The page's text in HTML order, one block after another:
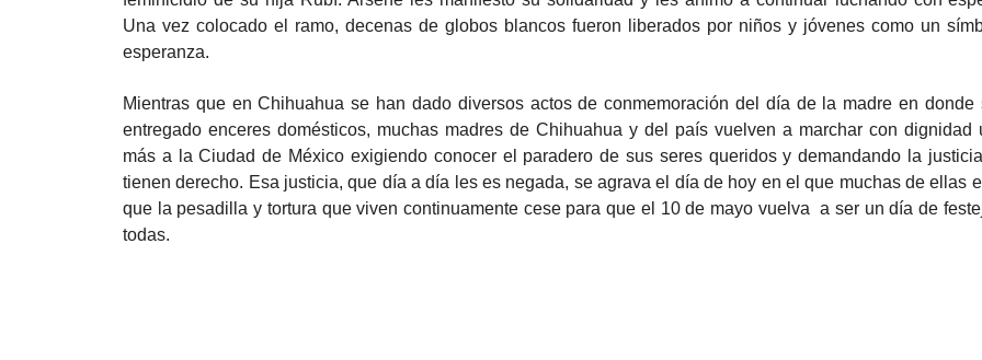
Una vez colocado el ramo, decenas de globos blancos fueron liberados por niños y jóvenes como un
esperanza.
Mientras que en Chihuahua se han dado diversos actos de conmemoración del día de la madre en donde
entregado enceres domésticos, muchas madres de Chihuahua y del país vuelven a marchar con dignidad
más a la Ciudad de México exigiendo conocer el paradero de sus seres queridos y demandando la
tienen derecho. Esa justicia, que día a día les es negada, se agrava el día de hoy en el que muchas de ellas
que la pesadilla y tortura que viven continuamente cese para que el 10 de mayo vuelva a ser un día de
todas.